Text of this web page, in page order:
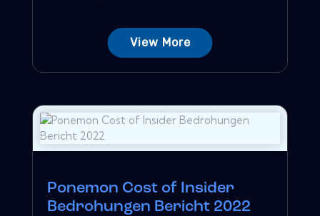
View More
Ponemon Cost of Insider
Bedrohungen Bericht 2022